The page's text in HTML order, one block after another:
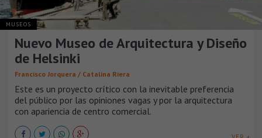
MUSEOS
Nuevo Museo de Arquitectura y Diseño
de Helsinki
Francisco Jorquera / Catalina Riera
Este es un proyecto crítico con la inevitable preferencia
del público por las opiniones vagas y por la arquitectura
con apariencia de centro comercial.